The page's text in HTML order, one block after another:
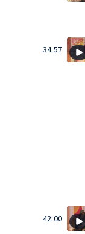
34:57
42:00